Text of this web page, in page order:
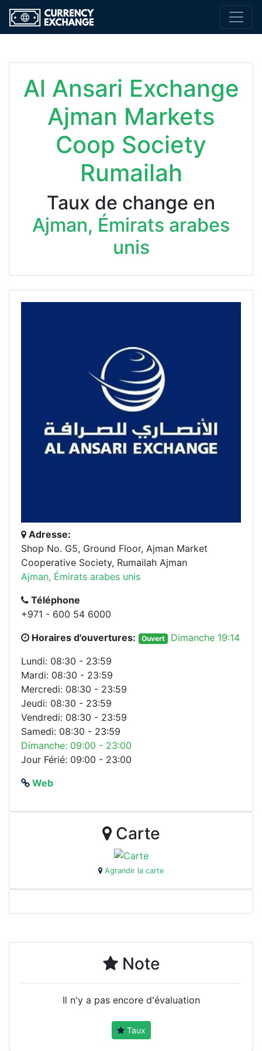
Al Ansari Exchange
Ajman Markets
Coop Society
Rumailah
Taux de change en
Ajman, Émirats arabes
unis
Adresse:
Shop No. G5, Ground Floor, Ajman Market
Cooperative Society, Rumailah Ajman
Ajman, Émirats arabes unis
Téléphone
+971 - 600 54 6000
Horaires d'ouvertures:
Ouvert
Dimanche 19:14
Lundi: 08:30 - 23:59
Mardi: 08:30 - 23:59
Mercredi: 08:30 - 23:59
Jeudi: 08:30 - 23:59
Vendredi: 08:30 - 23:59
Samedi: 08:30 - 23:59
Dimanche: 09:00 - 23:00
Jour Férié: 09:00 - 23:00
Web
Carte
Agrandir la carte
Note
Il n'y a pas encore d'évaluation
Taux